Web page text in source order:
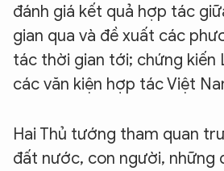
đánh giá kết quả hợp tác
gian qua và đề xuất các
tác thời gian tới; chứng kiến
các văn kiện hợp tác Việt
Hai Thủ tướng tham quan
đất nước, con người, những